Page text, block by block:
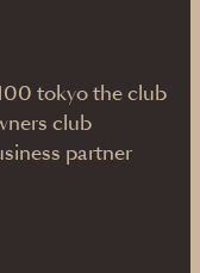
tokyo the club
club
partner